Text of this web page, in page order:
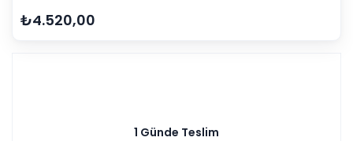
₺4.520,00
1 Günde Teslim